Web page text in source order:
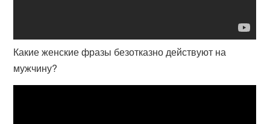
Какие женские фразы безотказно действуют на
мужчину?